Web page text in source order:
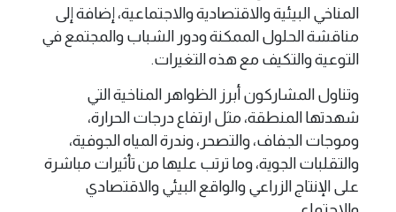
المناخي البيئية والاقتصادية والاجتماعية، إضافة إلى
مناقشة الحلول الممكنة ودور الشباب والمجتمع في
التوعية والتكيف مع هذه التغيرات.
وتناول المشاركون أبرز الظواهر المناخية التي
شهدتها المنطقة، مثل ارتفاع درجات الحرارة،
وموجات الجفاف، والتصحر، وندرة المياه الجوفية،
والتقلبات الجوية، وما ترتب عليها من تأثيرات مباشرة
على الإنتاج الزراعي والواقع البيئي والاقتصادي